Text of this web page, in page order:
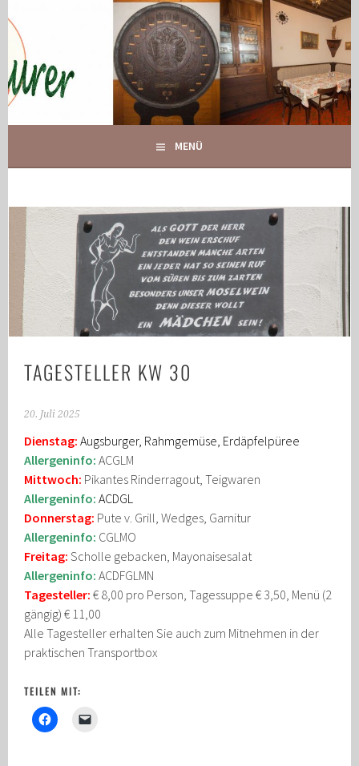
zum
Inhalt
GASTHOF MAURER
IHR GASTHOF IN GLOGGNITZ
MENÜ
TAGESTELLER KW 30
20. Juli 2025
Dienstag:Augsburger, Rahmgemüse, Erdäpfelpüree
Allergeninfo:ACGLM
Mittwoch: Pikantes Rinderragout, Teigwaren
Allergeninfo:ACDGL
Donnerstag: Pute v. Grill, Wedges, Garnitur
Allergeninfo: CGLMO
Freitag:Scholle gebacken, Mayonaisesalat
Allergeninfo:ACDFGLMN
Tagesteller: € 8,00 pro Person, Tagessuppe € 3,50, Menü (2
gängig) € 11,00
Alle Tagesteller erhalten Sie auch zum Mitnehmen in der
praktischen Transportbox
TEILEN MIT: